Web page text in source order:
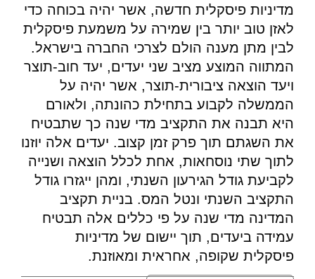
מדיניות פיסקלית חדשה, אשר יהיה בכוחה כדי
לאזן טוב יותר בין שמירה על משמעת פיסקלית
לבין מתן מענה הולם לצרכי החברה בישראל.
המתווה המוצע מציב שני יעדים, יעד חוב-תוצר
ויעד הוצאה ציבורית-תוצר, אשר יהיה על
הממשלה לקבוע בתחילת כהונתה, ולאורם
היא תבנה את התקציב מדי שנה כך שתבטיח
את השגתם תוך פרק זמן קצוב. יעדים אלה יוזנו
לתוך שתי נוסחאות, אחת לכלל הוצאה ושנייה
לקביעת גודל הגירעון השנתי, ומהן ייגזרו גודל
התקציב השנתי ונטל המס. בניית תקציב
המדינה מדי שנה על פי כללים אלה תבטיח
עמידה ביעדים, תוך יישום של מדיניות
פיסקלית שקופה, אחראית ומאוזנת.